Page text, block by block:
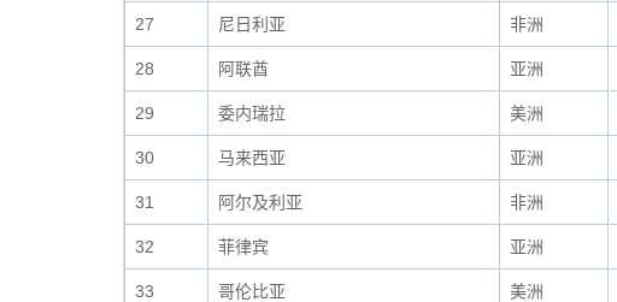
27 尼日利亚 非洲
28 阿联酋 亚洲
29 委内瑞拉 美洲
30 马来西亚 亚洲
31 阿尔及利亚 非洲
32 菲律宾 亚洲
33 哥伦比亚 美洲